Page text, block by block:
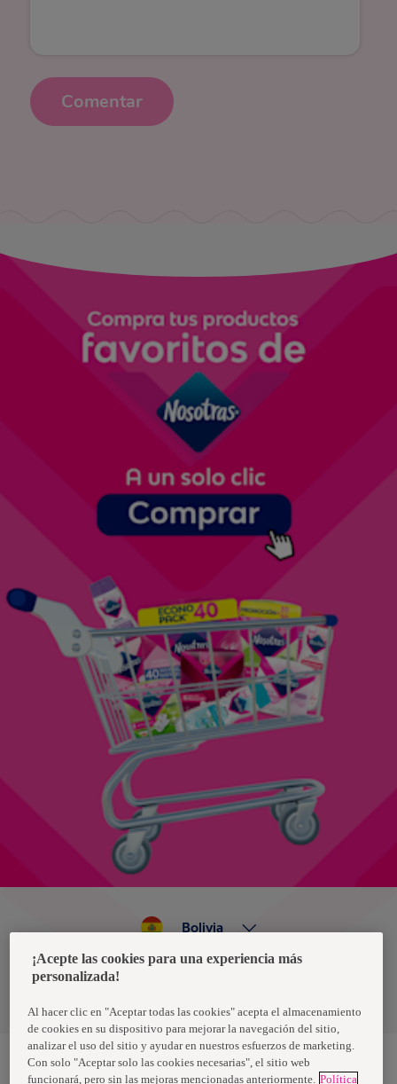
Comentar
Política de privacidad de datos
Bolivia
¡Acepte las cookies para una experiencia más
personalizada!
Al hacer clic en "Aceptar todas las cookies" acepta el almacenamiento
de cookies en su dispositivo para mejorar la navegación del sitio,
analizar el uso del sitio y ayudar en nuestros esfuerzos de marketing.
Con solo "Aceptar solo las cookies necesarias", el sitio web
funcionará, pero sin las mejoras mencionadas anteriormente. Política